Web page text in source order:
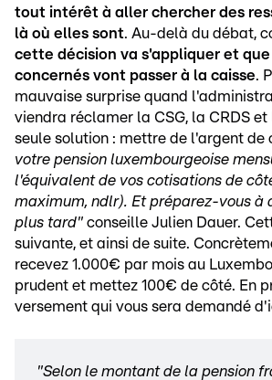
tout intérêt à aller chercher des
là où elles sont. Au-delà du débat,
cette décision va s'appliquer et
concernés vont passer à la caisse.
mauvaise surprise quand
viendra réclamer la CSG, la CRDS et
seule solution : mettre de l'argent de
votre pension luxembourgeoise
l'équivalent de vos cotisations de
maximum, ndlr). Et préparez-vous à
plus tard" conseille Julien Dauer.
suivante, et ainsi de suite.
recevez 1.000€ par mois au
prudent et mettez 100€ de côté. En
versement qui vous sera demandé
"Selon le montant de la pension